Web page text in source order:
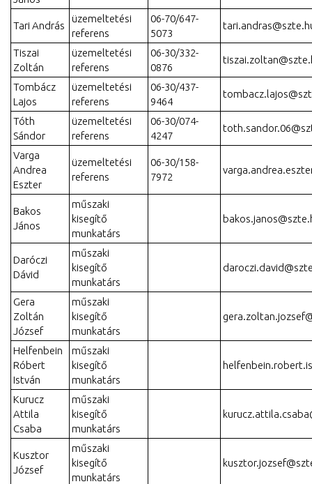
Tari András
üzemeltetési
referens
06-70/647-
5073
Tiszai
Zoltán
üzemeltetési
referens
06-30/332-
0876
Tombácz
Lajos
üzemeltetési
referens
06-30/437-
9464
Tóth
Sándor
üzemeltetési
referens
06-30/074-
4247
Varga
Andrea
Eszter
üzemeltetési
referens
06-30/158-
7972
Bakos
János
műszaki
kisegítő
munkatárs
Daróczi
Dávid
műszaki
kisegítő
munkatárs
Gera
Zoltán
József
műszaki
kisegítő
munkatárs
Helfenbein
Róbert
István
műszaki
kisegítő
munkatárs
Kurucz
Attila
Csaba
műszaki
kisegítő
munkatárs
Kusztor
József
műszaki
kisegítő
munkatárs